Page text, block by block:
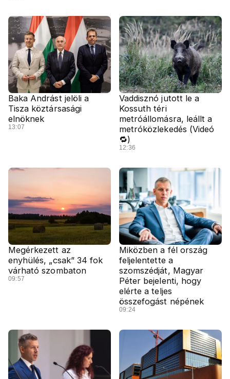
Baka Andrást jelöli a
Tisza köztársasági
elnöknek
13:07
Vaddisznó jutott le a
Kossuth téri
metróállomásra, leállt a
metróközlekedés (Videó
🔁)
12:36
Megérkezett az
enyhülés, „csak” 34 fok
várható szombaton
09:57
Miközben a fél ország
feljelentette a
szomszédját, Magyar
Péter bejelenti, hogy
elérte a teljes
összefogást népének
09:24